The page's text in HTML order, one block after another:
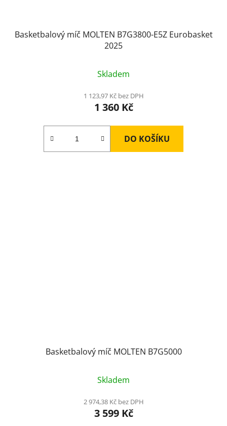
Basketbalový míč MOLTEN B7G3800-E5Z Eurobasket
2025
Skladem
1 123,97 Kč bez DPH
1 360 Kč
DO KOŠÍKU
Basketbalový míč MOLTEN B7G5000
Skladem
2 974,38 Kč bez DPH
3 599 Kč